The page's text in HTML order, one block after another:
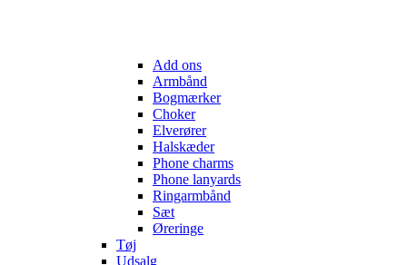
Add ons
Armbånd
Bogmærker
Choker
Elverører
Halskæder
Phone charms
Phone lanyards
Ringarmbånd
Sæt
Øreringe
Tøj
Udsalg